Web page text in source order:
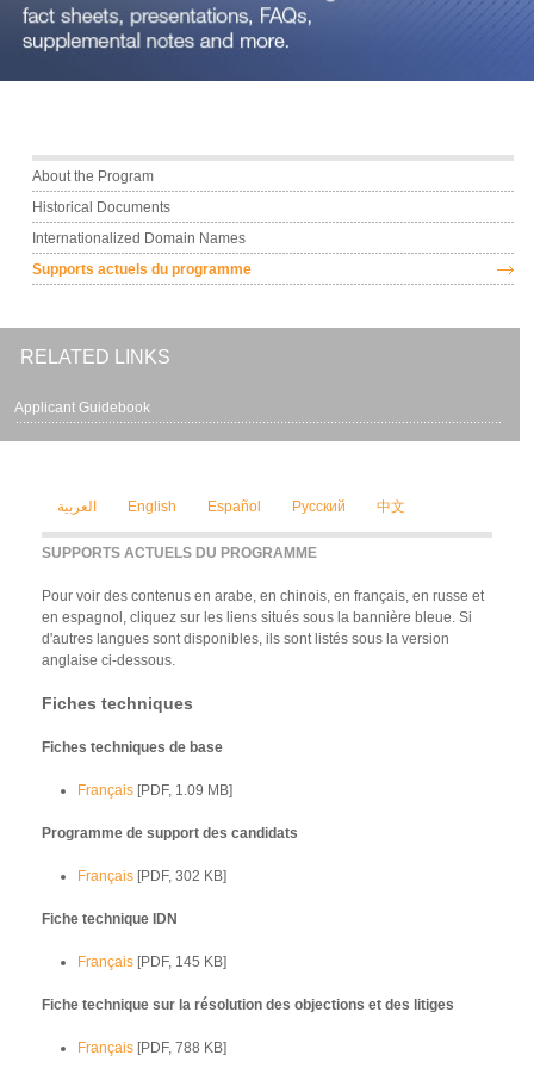
العربية English Español Русский 中文
SUPPORTS ACTUELS DU PROGRAMME
Pour voir des contenus en arabe, en chinois, en français, en russe et
en espagnol, cliquez sur les liens situés sous la bannière bleue. Si
d'autres langues sont disponibles, ils sont listés sous la version
anglaise ci-dessous.
Fiches techniques
Fiches techniques de base
Français [PDF, 1.09 MB]
Programme de support des candidats
Français [PDF, 302 KB]
Fiche technique IDN
Français [PDF, 145 KB]
Fiche technique sur la résolution des objections et des litiges
Français [PDF, 788 KB]
Main menu
About the Program
Historical Documents
Internationalized Domain Names
Supports actuels du programme
RELATED LINKS
Applicant Guidebook